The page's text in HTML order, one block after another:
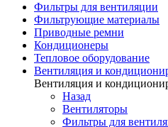
Фильтры для вентиляции
Фильтрующие материалы
Приводные ремни
Кондиционеры
Тепловое оборудование
Вентиляция и
Вентиляция и
Назад
Вентиляторы
Фильтры для